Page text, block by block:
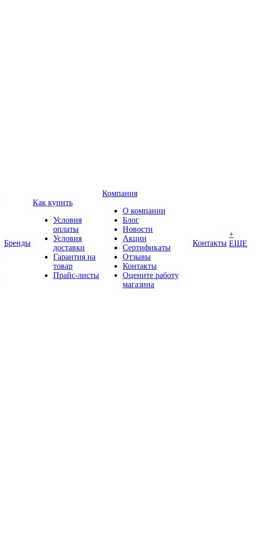
Бренды
Как купить
Условия
оплаты
Условия
доставки
Гарантия на
товар
Прайс-листы
Компания
О компании
Блог
Новости
Акции
Сертификаты
Отзывы
Контакты
Оцените работу
магазина
Контакты
+
ЕЩЕ